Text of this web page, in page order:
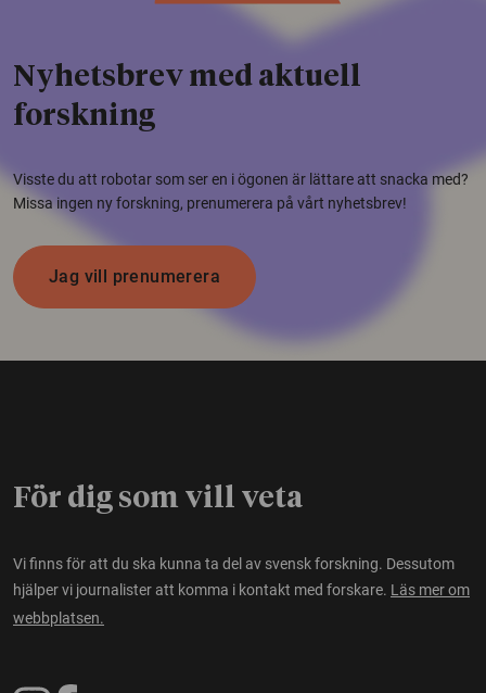
Nyhetsbrev med aktuell
forskning
Visste du att robotar som ser en i ögonen är lättare att snacka med?
Missa ingen ny forskning, prenumerera på vårt nyhetsbrev!
Jag vill prenumerera
För dig som vill veta
Vi finns för att du ska kunna ta del av svensk forskning. Dessutom
hjälper vi journalister att komma i kontakt med forskare. Läs mer om
webbplatsen.